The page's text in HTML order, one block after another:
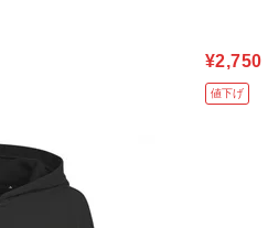
¥2,750
値下げ